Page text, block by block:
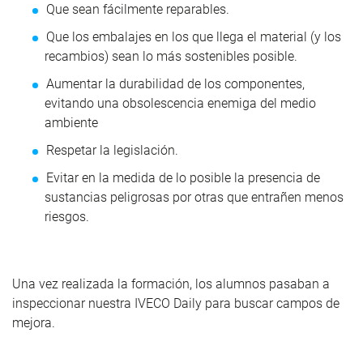
Que sean fácilmente reparables.
Que los embalajes en los que llega el material (y los
recambios) sean lo más sostenibles posible.
Aumentar la durabilidad de los componentes,
evitando una obsolescencia enemiga del medio
ambiente
Respetar la legislación.
Evitar en la medida de lo posible la presencia de
sustancias peligrosas por otras que entrañen menos
riesgos.
Una vez realizada la formación, los alumnos pasaban a
inspeccionar nuestra IVECO Daily para buscar campos de
mejora.